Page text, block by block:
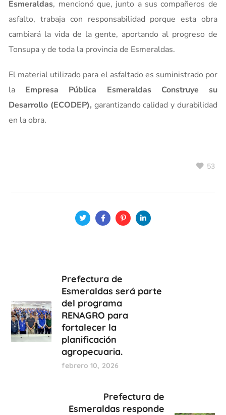
Esmeraldas, mencionó que, junto a sus compañeros de
asfalto, trabaja con responsabilidad porque esta obra
cambiará la vida de la gente, aportando al progreso de
Tonsupa y de toda la provincia de Esmeraldas.
El material utilizado para el asfaltado es suministrado por
la Empresa Pública Esmeraldas Construye su
Desarrollo (ECODEP), garantizando calidad y durabilidad
en la obra.
53
Prefectura de
Esmeraldas será parte
del programa
RENAGRO para
fortalecer la
planificación
agropecuaria.
febrero 10, 2026
Prefectura de
Esmeraldas responde